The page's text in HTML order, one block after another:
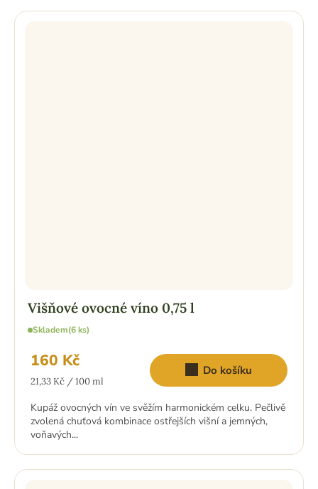
Višňové ovocné víno 0,75 l
Skladem(6 ks)
160 Kč
Měrná
21,33 Kč / 100 ml
Do košíku
Kupáž ovocných vín ve svěžím harmonickém celku. Pečlivě
zvolená chuťová kombinace ostřejších višní a jemných,
voňavých...